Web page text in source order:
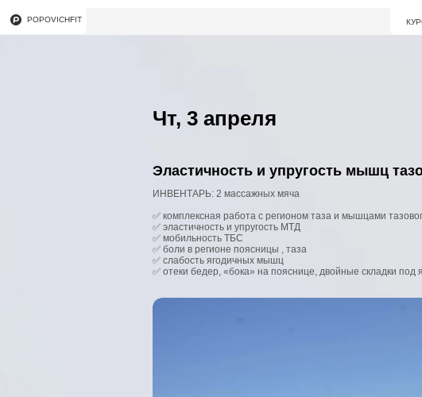
POPOVICHFIT
Чт, 3 апреля
Эластичность и упругость мышц
ИНВЕНТАРЬ: 2 массажных мяча
✅ комплексная работа с регионом таза и мышцами
✅ эластичность и упругость МТД
✅ мобильность ТБС
✅ боли в регионе поясницы , таза
✅ слабость ягодичных мышц
✅ отеки бедер, «бока» на пояснице, двойные складки под